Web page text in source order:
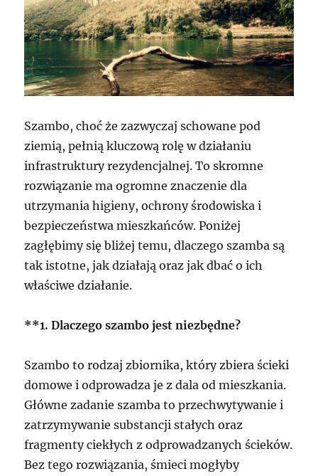
Szambo, choć że zazwyczaj schowane pod
ziemią, pełnią kluczową rolę w działaniu
infrastruktury rezydencjalnej. To skromne
rozwiązanie ma ogromne znaczenie dla
utrzymania higieny, ochrony środowiska i
bezpieczeństwa mieszkańców. Poniżej
zagłębimy się bliżej temu, dlaczego szamba są
tak istotne, jak działają oraz jak dbać o ich
właściwe działanie.
**1. Dlaczego szambo jest niezbędne?
Szambo to rodzaj zbiornika, który zbiera ścieki
domowe i odprowadza je z dala od mieszkania.
Główne zadanie szamba to przechwytywanie i
zatrzymywanie substancji stałych oraz
fragmenty ciekłych z odprowadzanych ścieków.
Bez tego rozwiązania, śmieci mogłyby